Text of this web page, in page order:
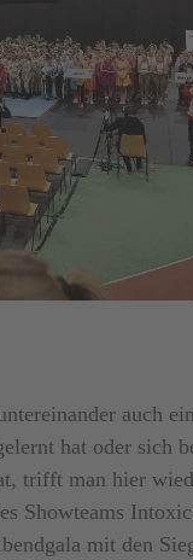
auch
hat oder sich
trifft man hier
Showteams
mit den